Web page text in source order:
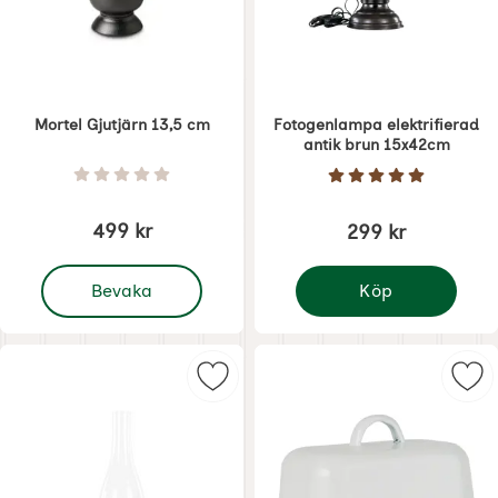
Mortel Gjutjärn 13,5 cm
Art. nr 6282 Betyg: 0 Stjärnor av 5
499 kr
Bevaka
, Mortel Gjutjärn 13,5 cm
Fotogenlampa elektrifierad
antik brun 15x42cm
Art. nr 6373 Betyg: 5 Stjärnor
299 kr
Köp
Fotogenlampa
Markera fotogenlampa